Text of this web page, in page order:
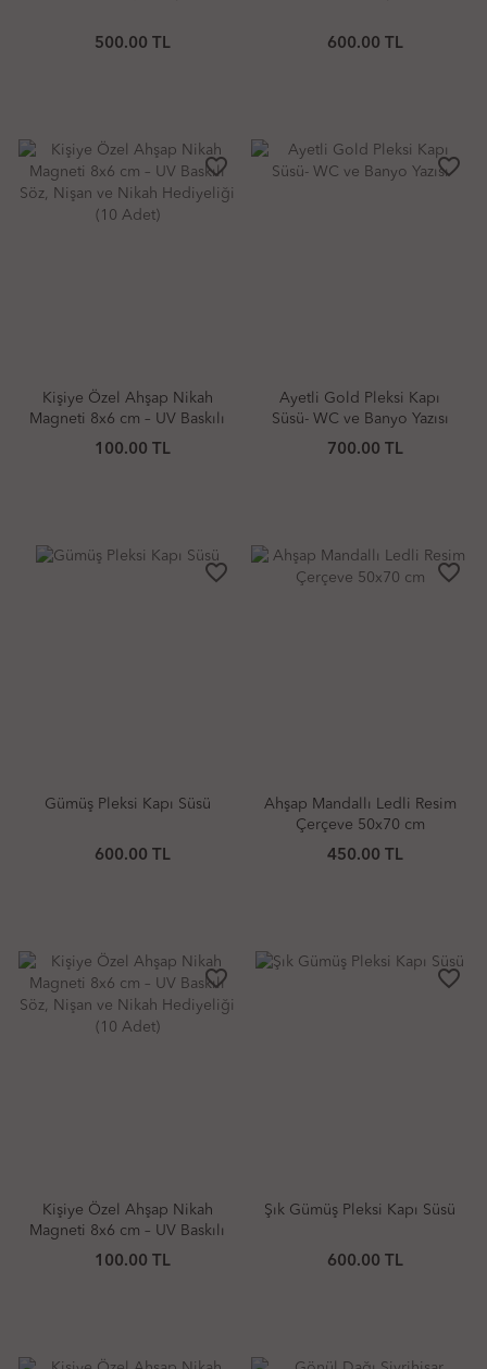
500.00 TL 600.00 TL
favorite_border
Kişiye Özel Ahşap Nikah
Magneti 8x6 cm – UV Baskılı
Söz, Nişan ve Nikah
100.00 TL
favorite_border
Ayetli Gold Pleksi Kapı
Süsü- WC ve Banyo Yazısı
700.00 TL
favorite_border
Gümüş Pleksi Kapı Süsü
600.00 TL
favorite_border
Ahşap Mandallı Ledli Resim
Çerçeve 50x70 cm
450.00 TL
favorite_border
Kişiye Özel Ahşap Nikah
Magneti 8x6 cm – UV Baskılı
Söz, Nişan ve Nikah
100.00 TL
favorite_border
Şık Gümüş Pleksi Kapı Süsü
600.00 TL